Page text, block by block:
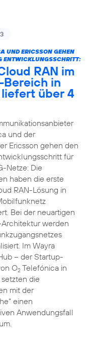
UND ERICSSON GEHEN
ENTWICKLUNGSSCHRITT:
RAN im
Bereich in
liefert über 4
und der
Ericsson gehen den
für
Netze: Die
haben die erste
RAN-Lösung in
Bei der neuartigen
werden
Im Wayra
– der Startup-
O2Telefónica in
die
mit der
einen
Anwendungsfall